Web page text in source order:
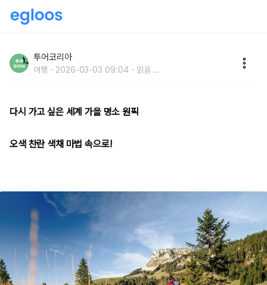
투어코리아
여행 2026-03-03 09:04 읽음 ...
다시 가고 싶은 세계 가을 명소 원픽
오색 찬란 색채 마법 속으로!